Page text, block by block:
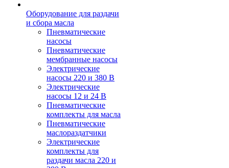
Оборудование для раздачи
и сбора масла
Пневматические
насосы
Пневматические
мембранные насосы
Электрические
насосы 220 и 380 В
Электрические
насосы 12 и 24 В
Пневматические
комплекты для масла
Пневматические
маслораздатчики
Электрические
комплекты для
раздачи масла 220 и